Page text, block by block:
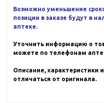
Возможно уменьшение
позиции в заказе будут в
аптеке.
Уточнить информацию о
можете по телефонам
Описание, характеристики
отличаться от оригинала.